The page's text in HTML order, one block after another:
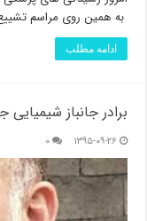
به همین روی مراسم
ادامه مطلب
برادر جانباز
۱۳۹۵-۰۹-۲۶ ۰